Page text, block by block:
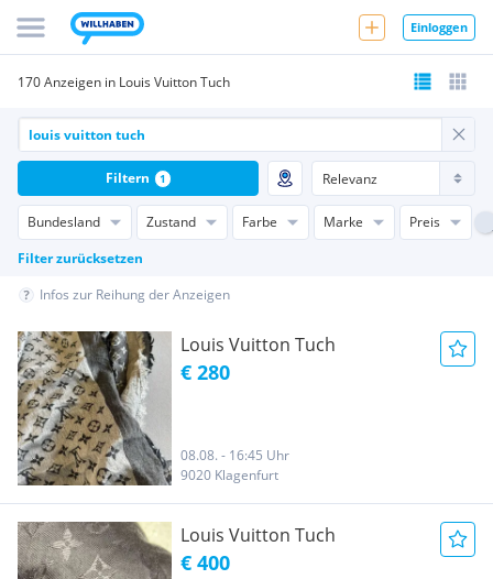
Einloggen
170 Anzeigen in Louis Vuitton Tuch
Bundesland Zustand Farbe Marke
Preis
Filter zurücksetzen
Filtern 1
Infos zur Reihung der Anzeigen
Louis Vuitton Tuch
€ 280
08.08. - 16:45 Uhr
9020 Klagenfurt
Louis Vuitton Tuch
€ 400